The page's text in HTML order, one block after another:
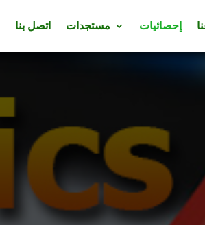
إحصائيات مستجدات اتصل بنا